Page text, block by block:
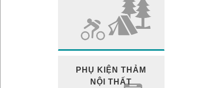
PHỤ KIỆN THẢM
NỘI THẤT